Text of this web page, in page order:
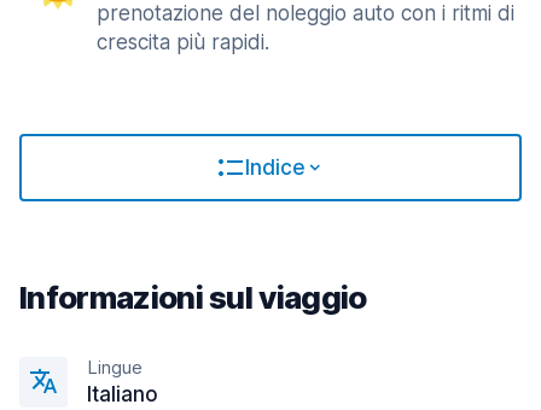
prenotazione del noleggio auto con i ritmi di
crescita più rapidi.
Indice
Informazioni sul viaggio
Lingue
Italiano